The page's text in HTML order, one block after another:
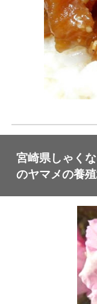
宮崎県しゃく
のヤマメの養